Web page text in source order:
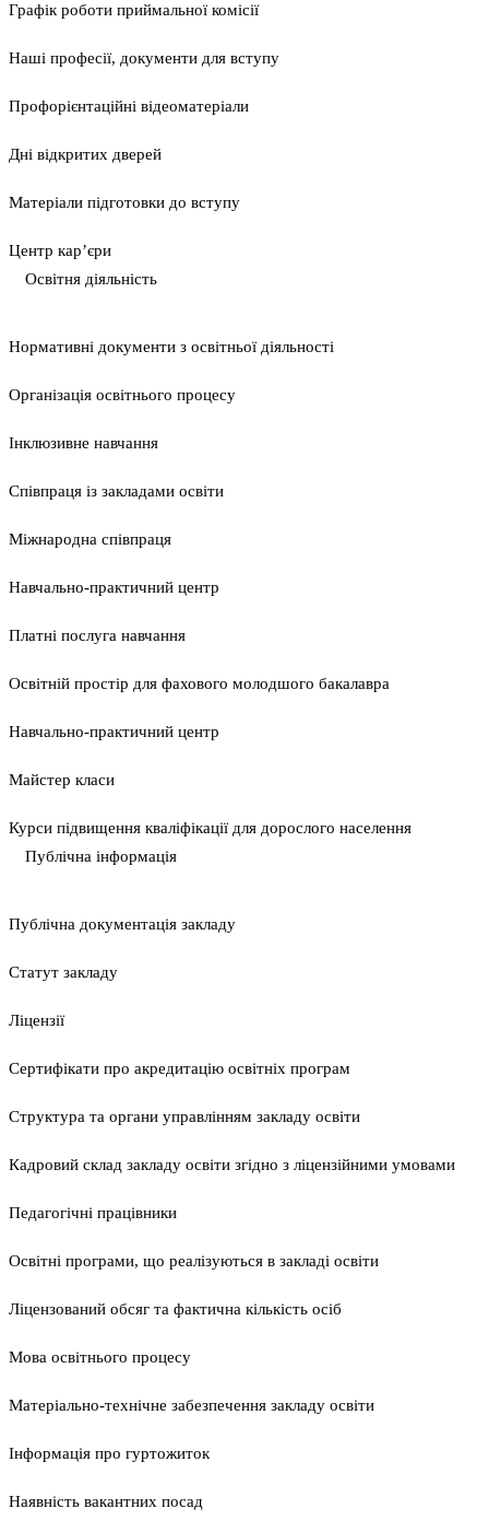
Графік роботи приймальної комісії
Наші професії, документи для вступу
Профорієнтаційні відеоматеріали
Дні відкритих дверей
Матеріали підготовки до вступу
Центр кар’єри
Освітня діяльність
Нормативні документи з освітньої діяльності
Організація освітнього процесу
Інклюзивне навчання
Співпраця із закладами освіти
Міжнародна співпраця
Навчально-практичний центр
Платні послуга навчання
Освітній простір для фахового молодшого бакалавра
Навчально-практичний центр
Майстер класи
Курси підвищення кваліфікації для дорослого населення
Публічна інформація
Публічна документація закладу
Статут закладу
Ліцензії
Сертифікати про акредитацію освітніх програм
Структура та органи управлінням закладу освіти
Кадровий склад закладу освіти згідно з ліцензійними умовами
Педагогічні працівники
Освітні програми, що реалізуються в закладі освіти
Ліцензований обсяг та фактична кількість осіб
Мова освітнього процесу
Матеріально-технічне забезпечення закладу освіти
Інформація про гуртожиток
Наявність вакантних посад